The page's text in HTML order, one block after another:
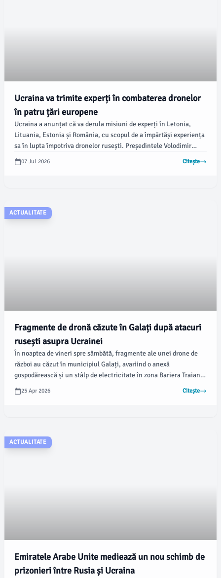
Ucraina va trimite experți în combaterea dronelor
în patru țări europene
Ucraina a anunțat că va derula misiuni de experți în Letonia,
Lituania, Estonia și România, cu scopul de a împărtăși experiența
sa în lupta împotriva dronelor rusești. Președintele Volodimir
Zelenski a făcut aceste declarații într-o conferință de presă
comună cu secretarul general al NATO, Mark Rutte, la Kiev, pe 3
07 Jul 2026 Citește
ACTUALITATE
Fragmente de dronă căzute în Galați după atacuri
rusești asupra Ucrainei
În noaptea de vineri spre sâmbătă, fragmente ale unei drone de
război au căzut în municipiul Galați, avariind o anexă
gospodărească și un stâlp de electricitate în zona Bariera Traian.
Conform damboviteanul.com, evenimentul a fost raportat de
locuitori, iar zona a fost securizată de Poliție și militari.
25 Apr 2026 Citește
ACTUALITATE
Emiratele Arabe Unite mediează un nou schimb de
prizonieri între Rusia și Ucraina